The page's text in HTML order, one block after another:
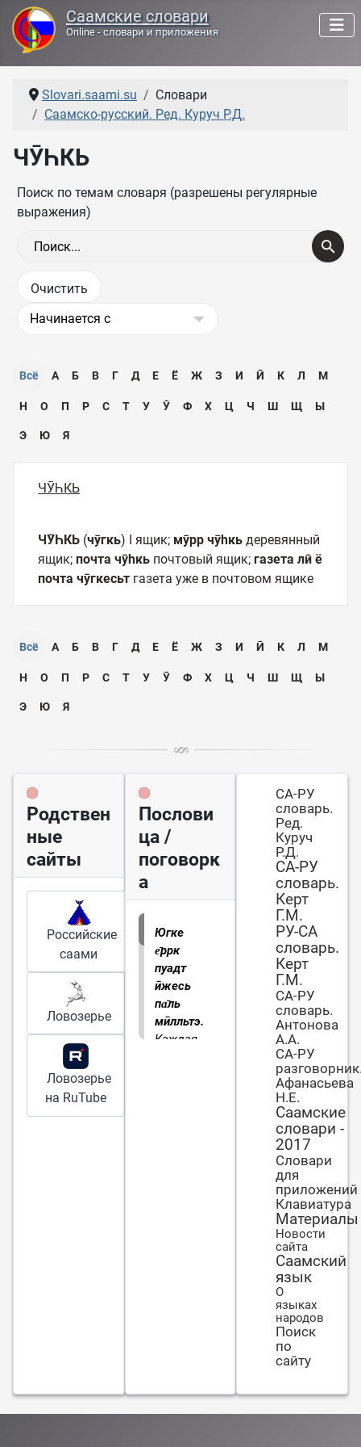
Саамские словари
Online - словари и приложения
Slovari.saami.su
Словари
Саамско-русский. Ред. Куруч Р.Д.
ЧӮҺКЬ
Поиск по темам словаря (разрешены регулярные
выражения)
Всё А Б В Г Д Е Ё Ж З И Ӣ К Л М
Н О П Р С Т У Ӯ Ф Х Ц Ч Ш Щ Ы
Э Ю Я
ЧӮҺКЬ
ЧӮҺКЬ (чӯгкь) I ящик; мӯрр чӯһкь деревянный
ящик; почта чӯһкь почтовый ящик; газета лӣ ё
почта чӯгкесьт газета уже в почтовом ящике
Всё А Б В Г Д Е Ё Ж З И Ӣ К Л М
Н О П Р С Т У Ӯ Ф Х Ц Ч Ш Щ Ы
Э Ю Я
Родствен
ные
сайты
Российские
саами
Ловозерье
Ловозерье
на RuTube
Послови
ца /
поговорк
а
Югке
е̄ррк
пуадт
ӣжесь
па̄ль
мӣлльтэ.
Каждая
СА-РУ
словарь.
Ред.
Куруч
Р.Д.
СА-РУ
словарь.
Керт
Г.М.
РУ-СА
словарь.
Керт
Г.М.
СА-РУ
словарь.
Антонова
А.А.
СА-РУ
Афанасьева
Н.Е.
Саамские
словари -
2017
Словари
для
приложений
Клавиатура
Материалы
Новости
сайта
Саамский
язык
О
языках
народов
Поиск
по
сайту